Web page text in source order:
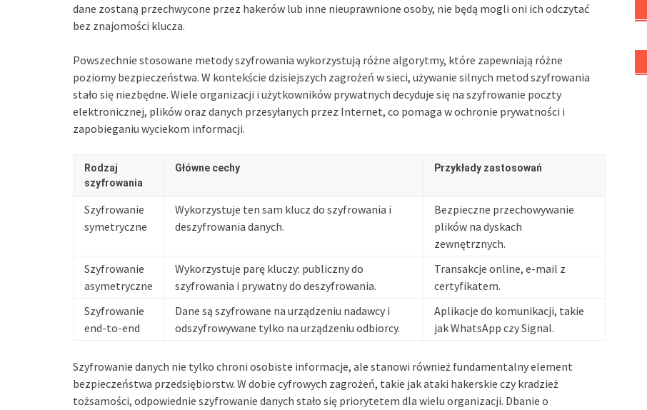
dane zostaną przechwycone przez hakerów lub inne nieuprawnione osoby, nie będą mogli oni ich odczytać
bez znajomości klucza.
Powszechnie stosowane metody szyfrowania wykorzystują różne algorytmy, które zapewniają różne
poziomy bezpieczeństwa. W kontekście dzisiejszych zagrożeń w sieci, używanie silnych metod szyfrowania
stało się niezbędne. Wiele organizacji i użytkowników prywatnych decyduje się na szyfrowanie poczty
elektronicznej, plików oraz danych przesyłanych przez Internet, co pomaga w ochronie prywatności i
zapobieganiu wyciekom informacji.
Rodzaj
szyfrowania
Główne cechy Przykłady zastosowań
Szyfrowanie
symetryczne
Wykorzystuje ten sam klucz do szyfrowania i
deszyfrowania danych.
Bezpieczne przechowywanie
plików na dyskach
zewnętrznych.
Szyfrowanie
asymetryczne
Wykorzystuje parę kluczy: publiczny do
szyfrowania i prywatny do deszyfrowania.
Transakcje online, e-mail z
certyfikatem.
Szyfrowanie
end-to-end
Dane są szyfrowane na urządzeniu nadawcy i
odszyfrowywane tylko na urządzeniu odbiorcy.
Aplikacje do komunikacji, takie
jak WhatsApp czy Signal.
Szyfrowanie danych nie tylko chroni osobiste informacje, ale stanowi również fundamentalny element
bezpieczeństwa przedsiębiorstw. W dobie cyfrowych zagrożeń, takie jak ataki hakerskie czy kradzież
tożsamości, odpowiednie szyfrowanie danych stało się priorytetem dla wielu organizacji. Dbanie o